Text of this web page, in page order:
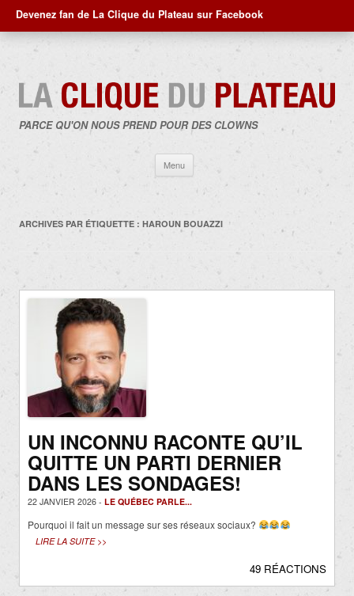
Devenez fan de La Clique du Plateau sur Facebook
PARCE QU'ON NOUS PREND POUR DES CLOWNS
Menu
contenu
ARCHIVES PAR ÉTIQUETTE : HAROUN BOUAZZI
UN INCONNU RACONTE QU’IL
QUITTE UN PARTI DERNIER
DANS LES SONDAGES!
22 JANVIER 2026 - LE QUÉBEC PARLE...
Pourquoi il fait un message sur ses réseaux sociaux?
LIRE LA SUITE >>
49 RÉACTIONS